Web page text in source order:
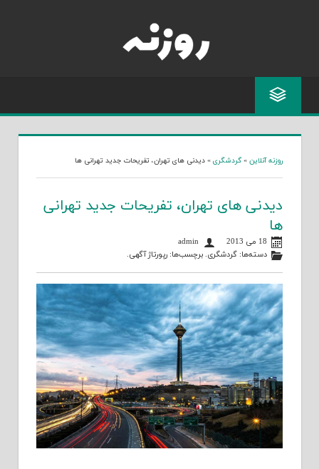
روزنه آنلاین »گردشگری » دیدنی های تهران، تفریحات جدید تهرانی ها
دیدنی های تهران، تفریحات جدید تهرانی
ها
18 می 2013
دسته‌ها:گردشگری. برچسب‌ها:رپورتاژ آگهی.